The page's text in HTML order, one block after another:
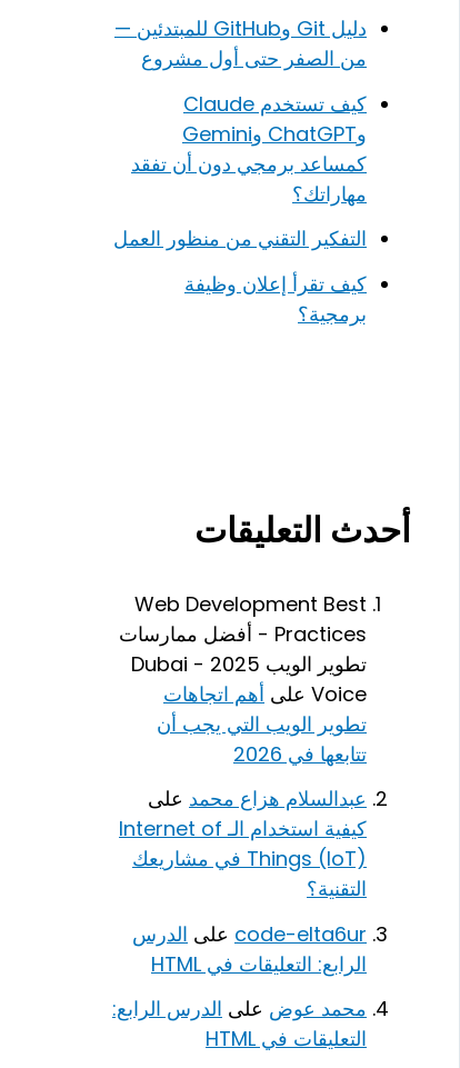
دليل Git وGitHub للمبتدئين —
من الصفر حتى أول مشروع
كيف تستخدم Claude
وChatGPT وGemini
كمساعد برمجي دون أن تفقد
مهاراتك؟
التفكير التقني من منظور العمل
كيف تقرأ إعلان وظيفة
برمجية؟
أحدث التعليقات
Web Development Best
Practices - أفضل ممارسات
تطوير الويب 2025 - Dubai
Voice على أهم اتجاهات
تطوير الويب التي يجب أن
تتابعها في 2026
عبدالسلام هزاع محمد على
كيفية استخدام الـ Internet of
Things (IoT) في مشاريعك
التقنية؟
code-elta6ur على الدرس
الرابع: التعليقات في HTML
محمد عوض على الدرس الرابع:
التعليقات في HTML